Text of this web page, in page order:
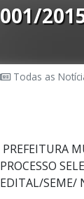
001/
Todas as
PREFEITURA
PROCESSO
EDITAL/SEME/